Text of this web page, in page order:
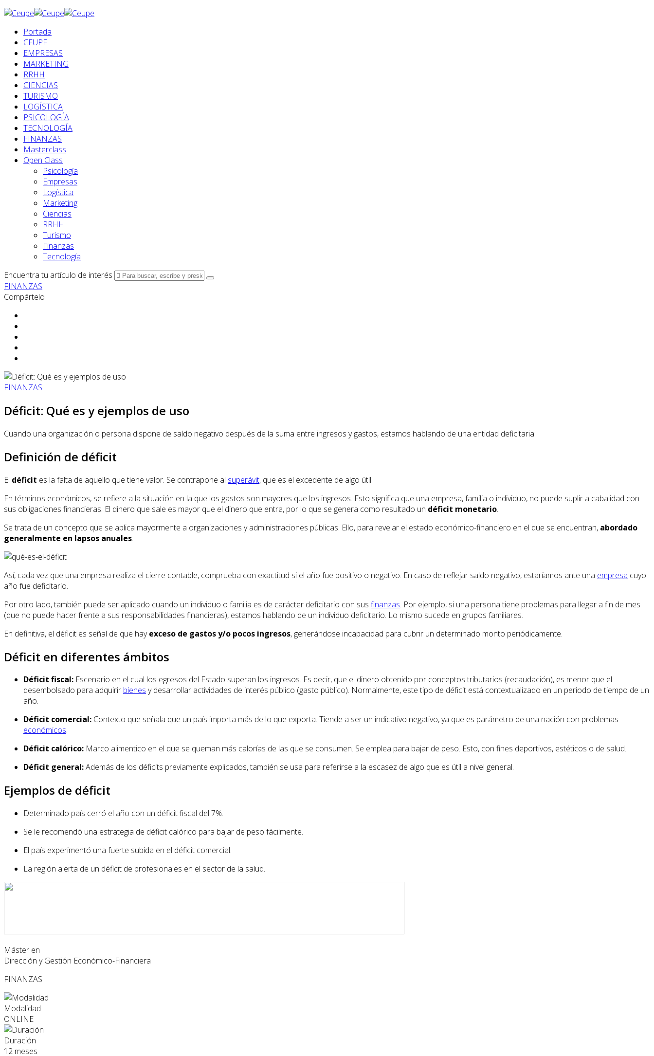
Portada
CEUPE
EMPRESAS
MARKETING
RRHH
CIENCIAS
TURISMO
LOGÍSTICA
PSICOLOGÍA
TECNOLOGÍA
FINANZAS
Masterclass
Open Class
Psicología
Empresas
Logística
Marketing
Ciencias
RRHH
Turismo
Finanzas
Tecnología
Encuentra tu artículo de interés
FINANZAS
Compártelo
FINANZAS
Déficit: Qué es y ejemplos de uso
Cuando una organización o persona dispone de saldo negativo después de la suma entre ingresos y gastos, estamos hablando de una entidad deficitaria.
Definición de déficit
El déficit es la falta de aquello que tiene valor. Se contrapone al superávit, que es el excedente de algo útil.
En términos económicos, se refiere a la situación en la que los gastos son mayores que los ingresos. Esto significa que una empresa, familia o individuo, no puede suplir a cabalidad con
sus obligaciones financieras. El dinero que sale es mayor que el dinero que entra, por lo que se genera como resultado un déficit monetario.
Se trata de un concepto que se aplica mayormente a organizaciones y administraciones públicas. Ello, para revelar el estado económico-financiero en el que se encuentran, abordado
generalmente en lapsos anuales.
Así, cada vez que una empresa realiza el cierre contable, comprueba con exactitud si el año fue positivo o negativo. En caso de reflejar saldo negativo, estaríamos ante una empresa cuyo
año fue deficitario.
Por otro lado, también puede ser aplicado cuando un individuo o familia es de carácter deficitario con sus finanzas. Por ejemplo, si una persona tiene problemas para llegar a fin de mes
(que no puede hacer frente a sus responsabilidades financieras), estamos hablando de un individuo deficitario. Lo mismo sucede en grupos familiares.
En definitiva, el déficit es señal de que hayexceso de gastos y/o pocos ingresos, generándose incapacidad para cubrir un determinado monto periódicamente.
Déficit en diferentes ámbitos
Déficit fiscal: Escenario en el cual los egresos del Estado superan los ingresos. Es decir, que el dinero obtenido por conceptos tributarios (recaudación), es menor que el
desembolsado para adquirir bienes y desarrollar actividades de interés público (gasto público). Normalmente, este tipo de déficit está contextualizado en un periodo de tiempo de un
año.
Déficit comercial: Contexto que señala que un país importa más de lo que exporta. Tiende a ser un indicativo negativo, ya que es parámetro de una nación con problemas
económicos.
Déficit calórico: Marco alimentico en el que se queman más calorías de las que se consumen. Se emplea para bajar de peso. Esto, con fines deportivos, estéticos o de salud.
Déficit general:Además de los déficits previamente explicados, también se usa para referirse a la escasez de algo que es útil a nivel general.
Ejemplos de déficit
Determinado país cerró el año con un déficit fiscal del 7%.
Se le recomendó una estrategia de déficit calórico para bajar de peso fácilmente.
El país experimentó una fuerte subida en el déficit comercial.
La región alerta de un déficit de profesionales en el sector de la salud.
Máster en
Dirección y Gestión Económico-Financiera
FINANZAS
Modalidad
ONLINE
Duración
12 meses